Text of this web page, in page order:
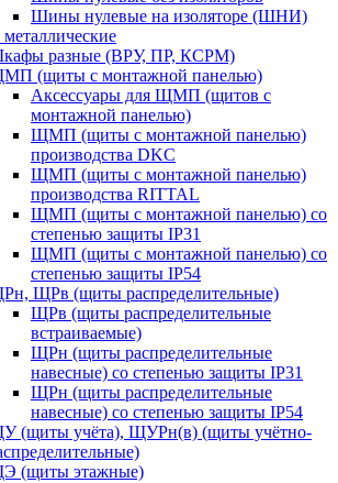
Шины нулевые на изоляторе (ШНИ)
разные (ВРУ, ПР, КСРМ)
(щиты с монтажной панелью)
Аксессуары для ЩМП (щитов с
монтажной панелью)
ЩМП (щиты с монтажной панелью)
производства DKC
ЩМП (щиты с монтажной панелью)
производства RITTAL
ЩМП (щиты с монтажной панелью) со
степенью защиты IP31
ЩМП (щиты с монтажной панелью) со
степенью защиты IP54
ЩРв (щиты распределительные)
ЩРв (щиты распределительные
встраиваемые)
ЩРн (щиты распределительные
навесные) со степенью защиты IP31
ЩРн (щиты распределительные
навесные) со степенью защиты IP54
(щиты учёта), ЩУРн(в) (щиты учётно-
(щиты этажные)